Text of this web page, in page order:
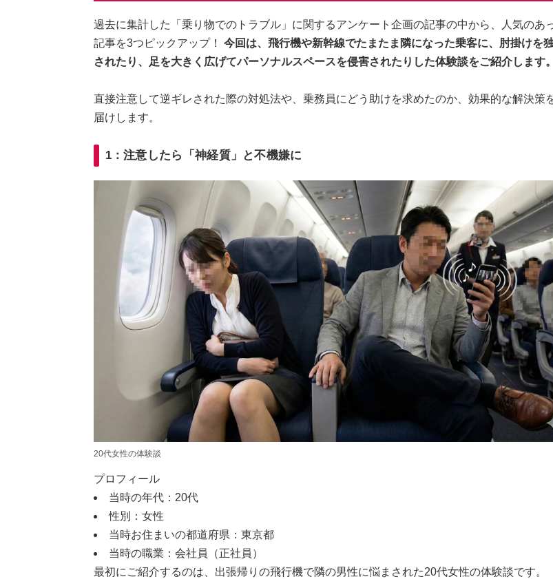
過去に集計した「乗り物でのトラブル」に関するアンケート企画の記事の中から、人気のあ
記事を3つピックアップ！ 今回は、飛行機や新幹線でたまたま隣になった乗客に、肘掛けを
されたり、足を大きく広げてパーソナルスペースを侵害されたりした体験談をご紹介します。
直接注意して逆ギレされた際の対処法や、乗務員にどう助けを求めたのか、効果的な解決策
届けします。
1：注意したら「神経質」と不機嫌に
20代女性の体験談
プロフィール
当時の年代：20代
性別：女性
当時お住まいの都道府県：東京都
当時の職業：会社員（正社員）
最初にご紹介するのは、出張帰りの飛行機で隣の男性に悩まされた20代女性の体験談です。